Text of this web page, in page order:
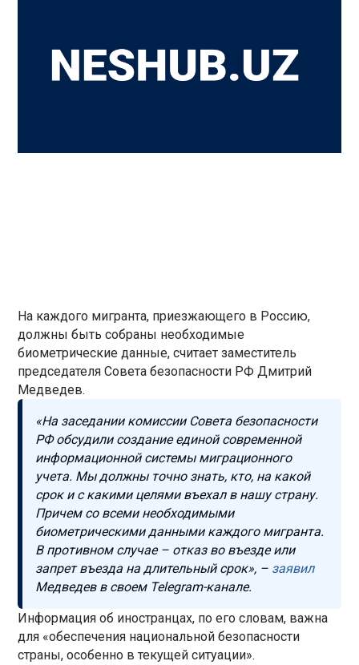
На каждого мигранта, приезжающего в Россию,
должны быть собраны необходимые
биометрические данные, считает заместитель
председателя Совета безопасности РФ Дмитрий
Медведев.
«На заседании комиссии Совета безопасности
РФ обсудили создание единой современной
информационной системы миграционного
учета. Мы должны точно знать, кто, на какой
срок и с какими целями въехал в нашу страну.
Причем со всеми необходимыми
биометрическими данными каждого мигранта.
В противном случае – отказ во въезде или
запрет въезда на длительный срок», – заявил
Медведев в своем Telegram-канале.
Информация об иностранцах, по его словам, важна
для «обеспечения национальной безопасности
страны, особенно в текущей ситуации».